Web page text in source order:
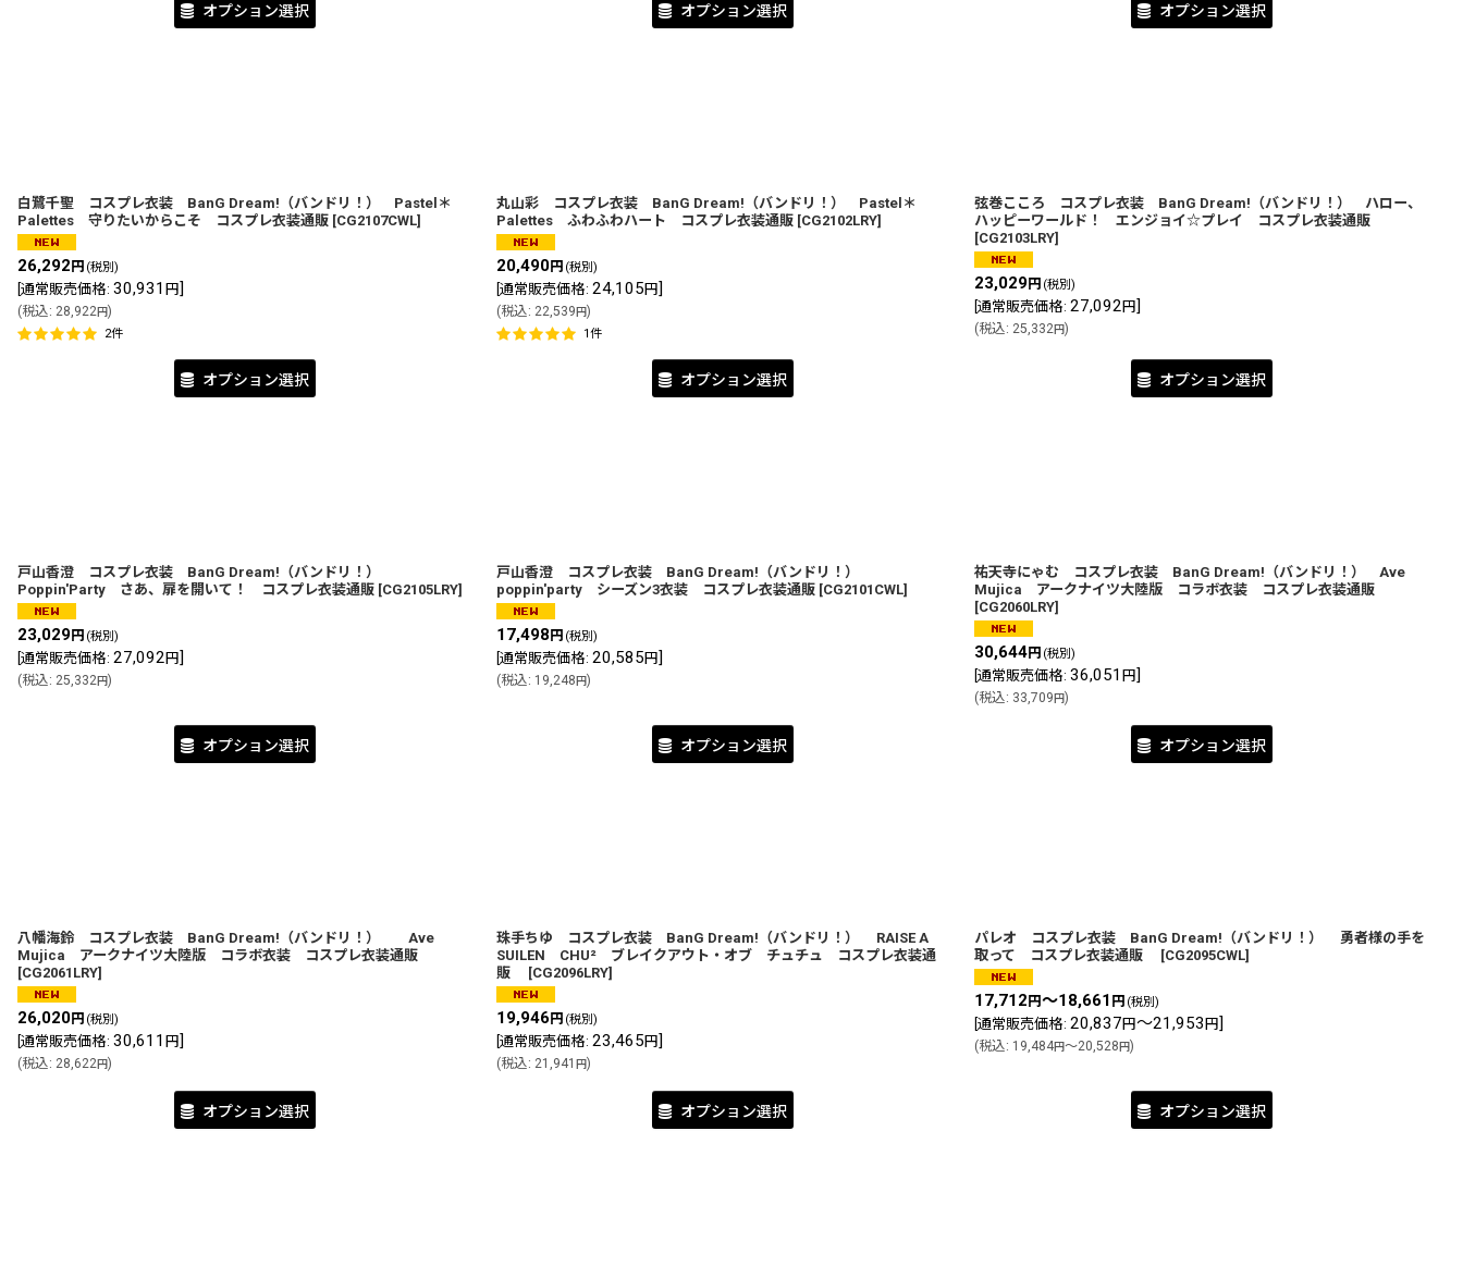
オプション選択 オプション選択 オプション選択
白鷺千聖 コスプレ衣装 BanG Dream!（バンドリ！） Pastel＊
Palettes 守りたいからこそ コスプレ衣装通販 [CG2107CWL]
26,292 円 (税別)
通常販売価格: 30,931 円]
(税込: 28,922円)
2件
オプション選択
丸山彩 コスプレ衣装 BanG Dream!（バンドリ！） Pastel＊
Palettes ふわふわハート コスプレ衣装通販 [CG2102LRY]
20,490円 (税別)
通常販売価格: 24,105 円]
(税込: 22,539 円)
1件
オプション選択
弦巻こころ コスプレ衣装 BanG Dream!（バンドリ！） ハロー、
ハッピーワールド！ エンジョイ☆プレイ コスプレ衣装通販
[CG2103LRY]
23,029円 (税別)
[通常販売価格: 27,092円]
(税込: 25,332円)
オプション選択
戸山香澄 コスプレ衣装 BanG Dream!（バンドリ！）
Poppin'Party さあ、扉を開いて！ コスプレ衣装通販 [CG2105LRY]
23,029円 (税別)
通常販売価格: 27,092 円]
(税込: 25,332円)
オプション選択
戸山香澄 コスプレ衣装 BanG Dream!（バンドリ！）
poppin'party シーズン3衣装 コスプレ衣装通販 [CG2101CWL]
17,498 円 (税別)
通常販売価格: 20,585 円]
(税込: 19,248 円)
オプション選択
祐天寺にゃむ コスプレ衣装 BanG Dream!（バンドリ！） Ave
Mujica アークナイツ大陸版 コラボ衣装 コスプレ衣装通販
[CG2060LRY]
30,644円 (税別)
[通常販売価格: 36,051円]
(税込: 33,709円)
オプション選択
八幡海鈴 コスプレ衣装 BanG Dream!（バンドリ！） Ave
Mujica アークナイツ大陸版 コラボ衣装 コスプレ衣装通販
[CG2061LRY]
26,020円 (税別)
通常販売価格: 30,611 円]
(税込: 28,622円)
オプション選択
珠手ちゆ コスプレ衣装 BanG Dream!（バンドリ！） RAISE A
SUILEN CHU² ブレイクアウト・オブ チュチュ コスプレ衣装通
販
[CG2096LRY]
19,946 円 (税別)
通常販売価格: 23,465 円]
(税込: 21,941 円)
オプション選択
パレオ コスプレ衣装 BanG Dream!（バンドリ！） 勇者様の手を
取って コスプレ衣装通販
[CG2095CWL]
17,712 円～18,661 円 (税別)
[通常販売価格: 20,837円～21,953円]
(税込: 19,484円～20,528円)
オプション選択